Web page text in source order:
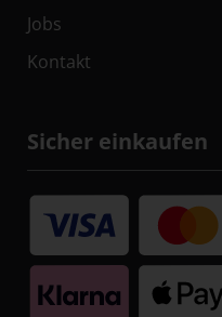
Jobs
Kontakt
Sicher einkaufen